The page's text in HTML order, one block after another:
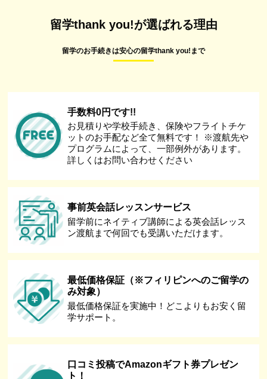
留学thank you!が選ばれる理由
留学のお手続きは安心の留学thank you!まで
手数料0円です!!
お見積りや学校手続き、保険やフライトチケ
ットのお手配など全て無料です！ ※渡航先や
プログラムによって、一部例外があります。
詳しくはお問い合わせください
事前英会話レッスンサービス
留学前にネイティブ講師による英会話レッス
ン渡航まで何回でも受講いただけます。
最低価格保証（※フィリピンへのご留学の
み対象）
最低価格保証を実施中！どこよりもお安く留
学サポート。
口コミ投稿でAmazonギフト券プレゼン
ト！